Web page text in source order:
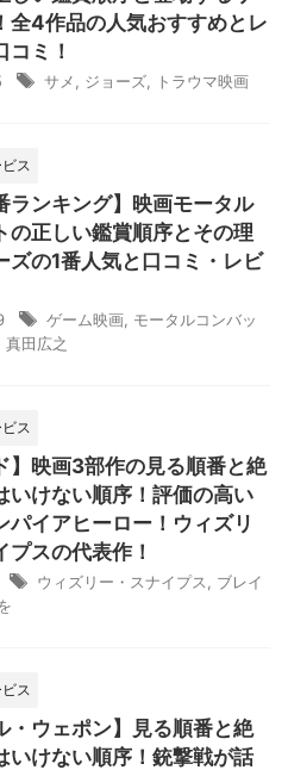
全4作品の人気おすすめとレ
コミ！
サメ ジョーズ トラウマ映画
ス
ランキング】映画モータル
の正しい鑑賞順序とその理
ズの1番人気と口コミ・レビ
ゲーム映画 モータルコンバッ
真田広之
ス
】映画3部作の見る順番と絶
いけない順序！評価の高い
パイアヒーロー！ウィズリ
プスの代表作！
ウィズリー・スナイプス
ブレイ
ス
・ウェポン】見る順番と絶
いけない順序！銃撃戦が話